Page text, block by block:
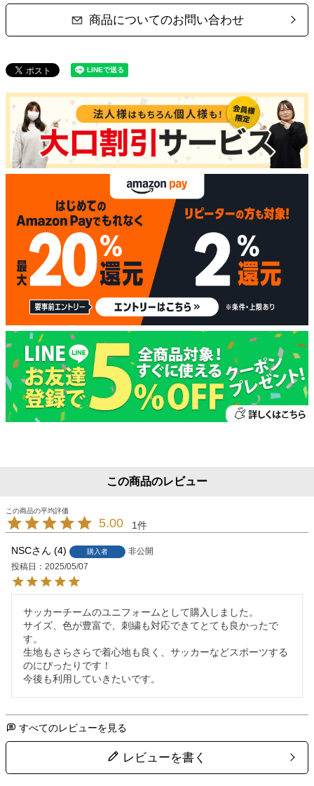
商品についてのお問い合わせ
この商品のレビュー
5.00 1
NSC 4 購入者
非公開
投稿日
2025/05/07
サッカーチームのユニフォームとして購入しました。
サイズ、色が豊富で、刺繍も対応できてとても良かったで
す。
生地もさらさらで着心地も良く、サッカーなどスポーツする
のにぴったりです！
今後も利用していきたいです。
すべてのレビューを見る
レビューを書く